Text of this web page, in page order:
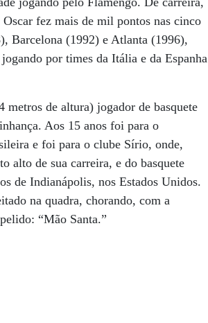
fez mais de mil pontos nas cinco
Barcelona (1992) e Atlanta (1996),
por times da Itália e da Espanha
de altura) jogador de basquete
Aos 15 anos foi para o
e foi para o clube Sírio, onde,
alto de sua carreira, e do basquete
de Indianápolis, nos Estados Unidos.
na quadra, chorando, com a
“Mão Santa.”